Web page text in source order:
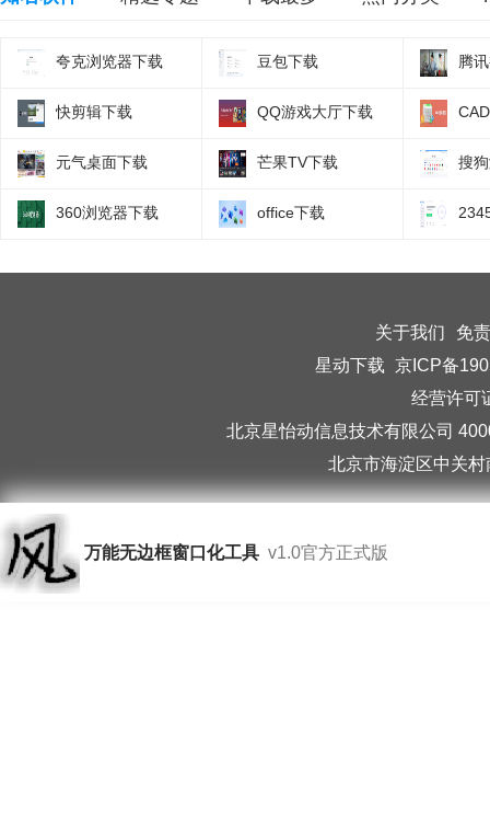
夸克浏览器下载 豆包下载 腾
快剪辑下载 QQ游戏大厅下载
元气桌面下载 芒果TV下载 搜
360浏览器下载 office下载
关于我们
免
星动下载 京ICP备
经营许可
北京星怡动信息技术有限公司
北京市海淀区中关
万能无边框窗口化工具 v1.0官方正式版